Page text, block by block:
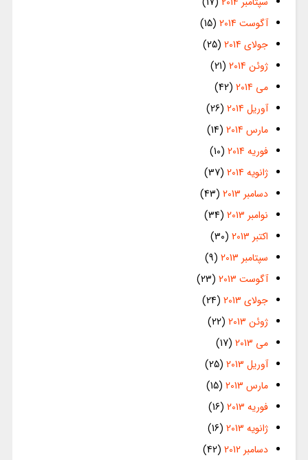
آگوست 2014
(15)
جولای 2014
(25)
ژوئن 2014
(21)
می 2014
(42)
آوریل 2014
(26)
مارس 2014
(14)
فوریه 2014
(10)
ژانویه 2014
(37)
دسامبر 2013
(43)
نوامبر 2013
(34)
اکتبر 2013
(30)
سپتامبر 2013
(9)
آگوست 2013
(23)
جولای 2013
(24)
ژوئن 2013
(22)
می 2013
(17)
آوریل 2013
(25)
مارس 2013
(15)
فوریه 2013
(16)
ژانویه 2013
(16)
دسامبر 2012
(42)